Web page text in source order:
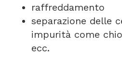
raffreddamento
separazione delle
impurità come
ecc.